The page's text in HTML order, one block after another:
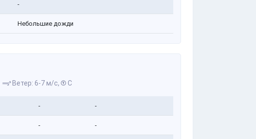
-
Небольшие дожди
Ветер: 6-7 м/с, С
- -
- -